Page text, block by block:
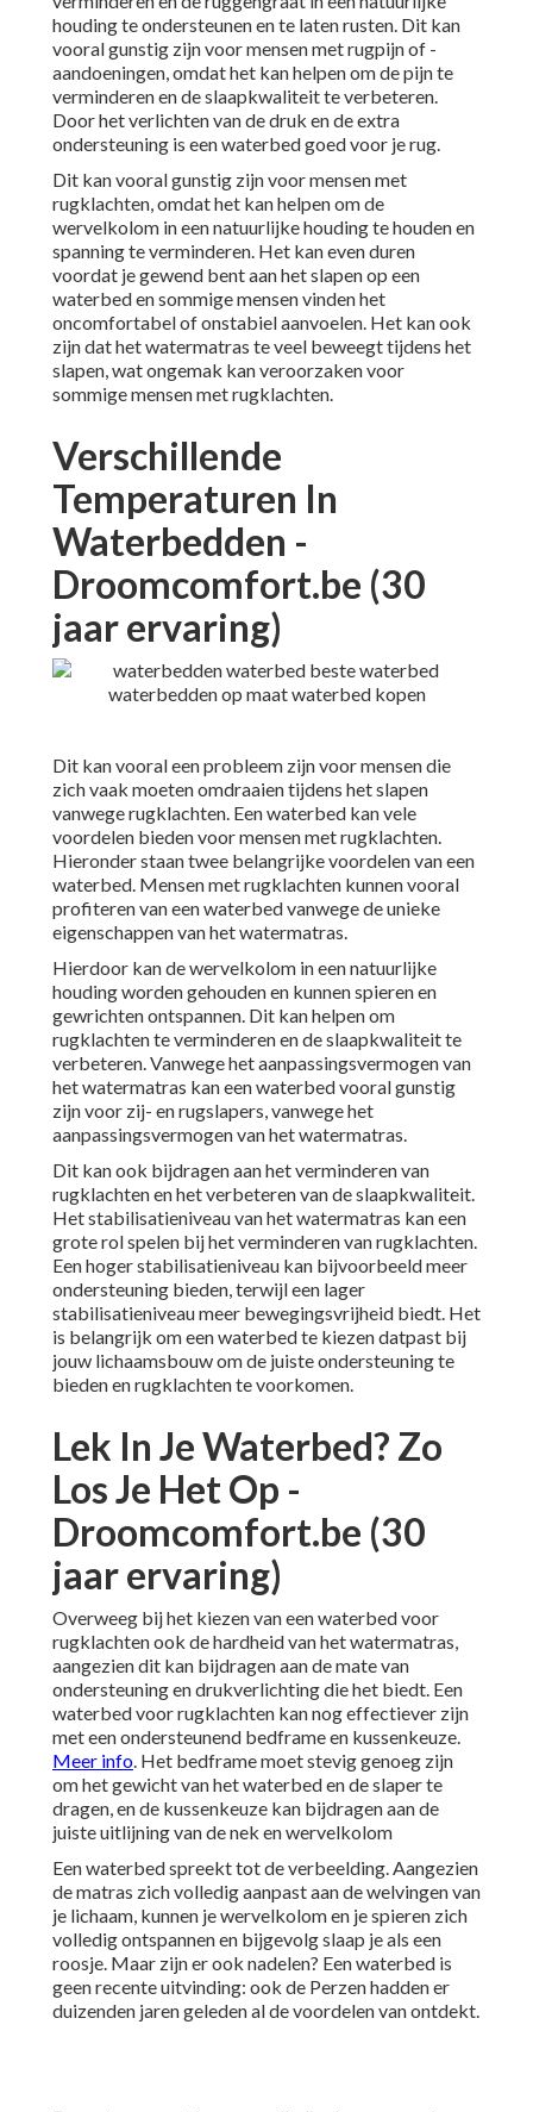
houding te ondersteunen en te laten rusten. Dit kan
vooral gunstig zijn voor mensen met rugpijn of -
aandoeningen, omdat het kan helpen om de pijn te
verminderen en de slaapkwaliteit te verbeteren.
Door het verlichten van de druk en de extra
ondersteuning is een waterbed goed voor je rug.
Dit kan vooral gunstig zijn voor mensen met
rugklachten, omdat het kan helpen om de
wervelkolom in een natuurlijke houding te houden en
spanning te verminderen. Het kan even duren
voordat je gewend bent aan het slapen op een
waterbed en sommige mensen vinden het
oncomfortabel of onstabiel aanvoelen. Het kan ook
zijn dat het watermatras te veel beweegt tijdens het
slapen, wat ongemak kan veroorzaken voor
sommige mensen met rugklachten.
Verschillende
Temperaturen In
Waterbedden -
Droomcomfort.be (30
jaar ervaring)
Dit kan vooral een probleem zijn voor mensen die
zich vaak moeten omdraaien tijdens het slapen
vanwege rugklachten. Een waterbed kan vele
voordelen bieden voor mensen met rugklachten.
Hieronder staan twee belangrijke voordelen van een
waterbed. Mensen met rugklachten kunnen vooral
profiteren van een waterbed vanwege de unieke
eigenschappen van het watermatras.
Hierdoor kan de wervelkolom in een natuurlijke
houding worden gehouden en kunnen spieren en
gewrichten ontspannen. Dit kan helpen om
rugklachten te verminderen en de slaapkwaliteit te
verbeteren. Vanwege het aanpassingsvermogen van
het watermatras kan een waterbed vooral gunstig
zijn voor zij- en rugslapers, vanwege het
aanpassingsvermogen van het watermatras.
Dit kan ook bijdragen aan het verminderen van
rugklachten en het verbeteren van de slaapkwaliteit.
Het stabilisatieniveau van het watermatras kan een
grote rol spelen bij het verminderen van rugklachten.
Een hoger stabilisatieniveau kan bijvoorbeeld meer
ondersteuning bieden, terwijl een lager
stabilisatieniveau meer bewegingsvrijheid biedt. Het
is belangrijk om een waterbed te kiezen datpast bij
jouw lichaamsbouw om de juiste ondersteuning te
bieden en rugklachten te voorkomen.
Lek In Je Waterbed? Zo
Los Je Het Op -
Droomcomfort.be (30
jaar ervaring)
Overweeg bij het kiezen van een waterbed voor
rugklachten ook de hardheid van het watermatras,
aangezien dit kan bijdragen aan de mate van
ondersteuning en drukverlichting die het biedt. Een
waterbed voor rugklachten kan nog effectiever zijn
met een ondersteunend bedframe en kussenkeuze.
Meer info. Het bedframe moet stevig genoeg zijn
om het gewicht van het waterbed en de slaper te
dragen, en de kussenkeuze kan bijdragen aan de
juiste uitlijning van de nek en wervelkolom
Een waterbed spreekt tot de verbeelding. Aangezien
de matras zich volledig aanpast aan de welvingen van
je lichaam, kunnen je wervelkolom en je spieren zich
volledig ontspannen en bijgevolg slaap je als een
roosje. Maar zijn er ook nadelen? Een waterbed is
geen recente uitvinding: ook de Perzen hadden er
duizenden jaren geleden al de voordelen van ontdekt.